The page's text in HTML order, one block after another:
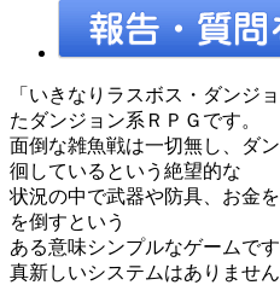
「いきなりラスボス・ダンジ
たダンジョン系ＲＰＧです。
面倒な雑魚戦は一切無し、ダ
徊しているという絶望的な
状況の中で武器や防具、お金
を倒すという
ある意味シンプルなゲームです
真新しいシステムはありませ